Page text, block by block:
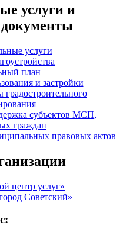
услуги и
услуги
план
и застройки
субъектов МСП,
граждан
правовых актов
центр услуг»
Советский»